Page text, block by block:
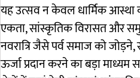
यह उत्सव न केवल धार्मिक आस्था
एकता, सांस्कृतिक विरासत और
नवरात्रि जैसे पर्व समाज को
ऊर्जा प्रदान करने का बड़ा माध्यम